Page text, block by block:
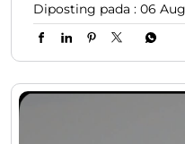
Diposting pada : 06